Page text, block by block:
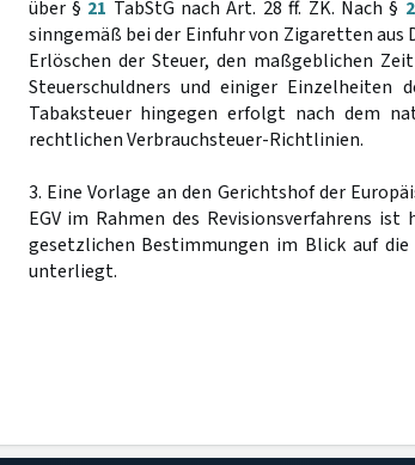
über § 21 TabStG nach Art. 28 ff. ZK. Nach §
sinngemäß bei der Einfuhr von Zigaretten
Erlöschen der Steuer, den maßgeblichen
Steuerschuldners und einiger Einzelheiten
Tabaksteuer hingegen erfolgt nach dem
rechtlichen Verbrauchsteuer-Richtlinien.
3. Eine Vorlage an den Gerichtshof der
EGV im Rahmen des Revisionsverfahrens
gesetzlichen Bestimmungen im Blick auf
unterliegt.